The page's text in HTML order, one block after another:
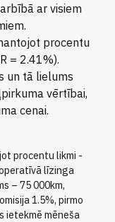
ar visiem
procentu
= 2.41%).
un tā lielums
vērtībai,
cenai.
procentu likmi -
līzinga
– 75 000km,
1.5%, pirmo
ietekmē mēneša